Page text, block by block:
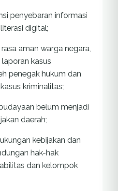
penyebaran informasi
digital;
aman warga negara,
kasus
penegak hukum dan
kriminalitas;
belum menjadi
daerah;
kebijakan dan
hak-hak
dan kelompok